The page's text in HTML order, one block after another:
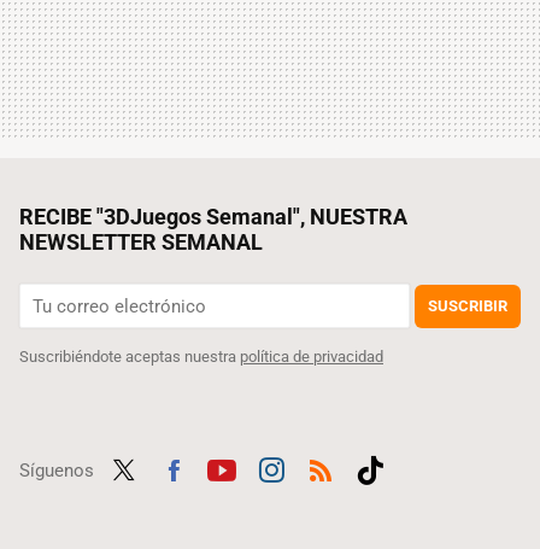
RECIBE "3DJuegos Semanal", NUESTRA
NEWSLETTER SEMANAL
SUSCRIBIR
Suscribiéndote aceptas nuestra política de privacidad
Síguenos